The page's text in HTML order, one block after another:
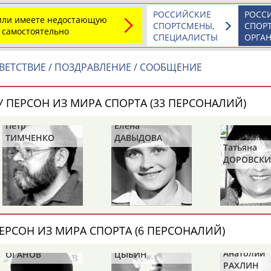
рождения
чч мм год по чч мм год
Юлия
АБАЛАКИНА
Дмитрий
АБАРЕНОВ
Тамилла
АБАСОВА
имеете недостающую
РОССИЙСКИЕ
СПОРТСМЕНЫ,
СПЕЦИАЛИСТЫ
/ ПОЗДРАВЛЕНИЕ / СООБЩЕНИЕ
ПЕРСОН ИЗ МИРА СПОРТА (33 ПЕРСОНАЛИЙ)
Петр
ТИМЧЕНКО
Елена
ДАВЫДОВА
Татьяна
ИЗ МИРА СПОРТА (6 ПЕРСОНАЛИЙ)
ОГАНОВ
ЦЫБИН
Анатолий
РАХЛИН